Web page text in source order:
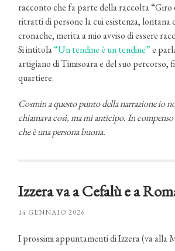
racconto che fa parte della raccolta “Giro
ritratti di persone la cui esistenza, lontana
cronache, merita a mio avviso di essere
Si intitola“Un tendine è un tendine”e
artigiano di Timisoara e del suo percorso,
quartiere.
Cosmin a questo punto della narrazione io
chiamava così, ma mi anticipo. In
che è una persona buona.
Izzera va a Cefalù e a
14 GENNAIO 2026
I prossimi appuntamenti di Izzera (va alla